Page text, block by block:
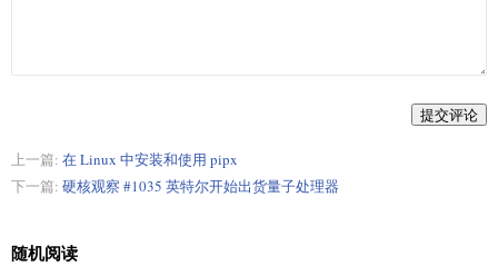
提交评论
上一篇: 在 Linux 中安装和使用 pipx
下一篇: 硬核观察 #1035 英特尔开始出货量子处理器
随机阅读